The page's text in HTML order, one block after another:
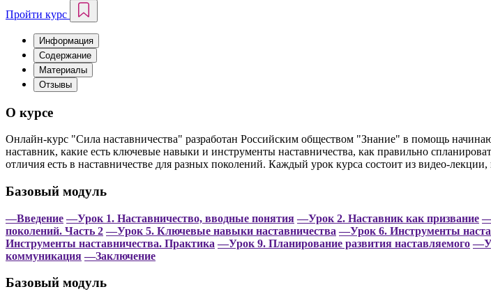
Пройти курс
Информация
Содержание
Материалы
Отзывы
О курсе
Онлайн-курс "Сила наставничества" разработан Российским обществом "Знание" в помощь
наставник, какие есть ключевые навыки и инструменты наставничества, как правильно
отличия есть в наставничестве для разных поколений. Каждый урок курса состоит из видео-
Базовый модуль
—Введение —Урок 1. Наставничество, вводные понятия —Урок 2. Наставник как призвание
поколений. Часть 2 —Урок 5. Ключевые навыки наставничества —Урок 6. Инструменты
Инструменты наставничества. Практика —Урок 9. Планирование развития наставляемого
коммуникация —Заключение
Базовый модуль